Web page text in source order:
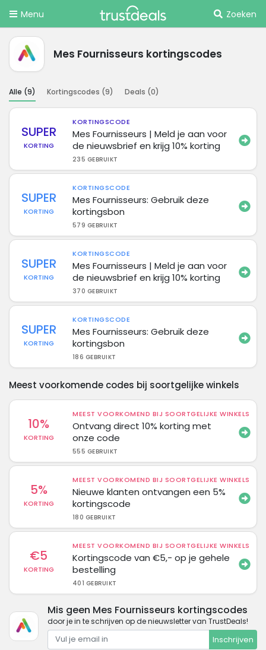
Menu Zoeken
Mes Fournisseurs kortingscodes
Alle (9) Kortingscodes (9) Deals (0)
SUPER
KORTING
KORTINGSCODE
Mes Fournisseurs | Meld je aan voor
de nieuwsbrief en krijg 10% korting
235 GEBRUIKT
SUPER
KORTING
KORTINGSCODE
Mes Fournisseurs: Gebruik deze
kortingsbon
579 GEBRUIKT
SUPER
KORTING
KORTINGSCODE
Mes Fournisseurs | Meld je aan voor
de nieuwsbrief en krijg 10% korting
370 GEBRUIKT
SUPER
KORTING
KORTINGSCODE
Mes Fournisseurs: Gebruik deze
kortingsbon
186 GEBRUIKT
Meest voorkomende codes bij soortgelijke winkels
10%
KORTING
MEEST VOORKOMEND BIJ SOORTGELIJKE WINKELS
Ontvang direct 10% korting met
onze code
555 GEBRUIKT
5%
KORTING
MEEST VOORKOMEND BIJ SOORTGELIJKE WINKELS
Nieuwe klanten ontvangen een 5%
kortingscode
180 GEBRUIKT
€5
KORTING
MEEST VOORKOMEND BIJ SOORTGELIJKE WINKELS
Kortingscode van €5,- op je gehele
bestelling
401 GEBRUIKT
Mis geen Mes Fournisseurs kortingscodes
door je in te schrijven op de nieuwsletter van TrustDeals!
Inschrijven